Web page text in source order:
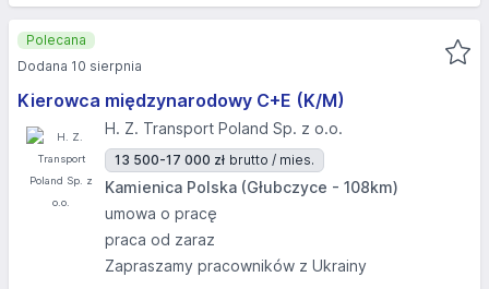
Kierowca międzynarodowy C+E (K/M)
H. Z. Transport Poland Sp. z o.o.
13 500-17 000 zł brutto / mies.
Kamienica Polska (Głubczyce - 108km)
umowa o pracę
praca od zaraz
Zapraszamy pracowników z Ukrainy
Polecana
Dodana 10 sierpnia